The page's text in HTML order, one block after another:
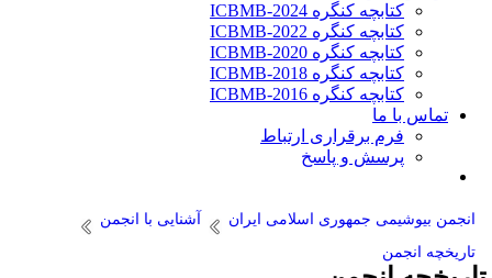
کتابچه کنگره ICBMB-2024
کتابچه کنگره ICBMB-2022
کتابچه کنگره ICBMB-2020
کتابچه کنگره ICBMB-2018
کتابچه کنگره ICBMB-2016
تماس با ما
فرم برقراری ارتباط
پرسش و پاسخ
انجمن بیوشیمی جمهوری اسلامی ایران
آشنایی با انجمن
تاریخچه انجمن